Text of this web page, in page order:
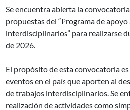
Se encuentra abierta la
propuestas del “Programa de apoyo
interdisciplinarios” para realizarse
de 2026.
El propósito de esta convocatoria
eventos en el país que aporten al
de trabajos interdisciplinarios. Se
realización de actividades como